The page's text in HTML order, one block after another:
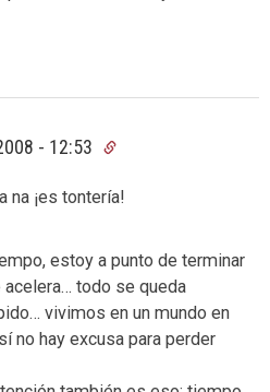
- 12:53
na ¡es tontería!
estoy a punto de terminar
todo se queda
vivimos en un mundo en
no hay excusa para perder